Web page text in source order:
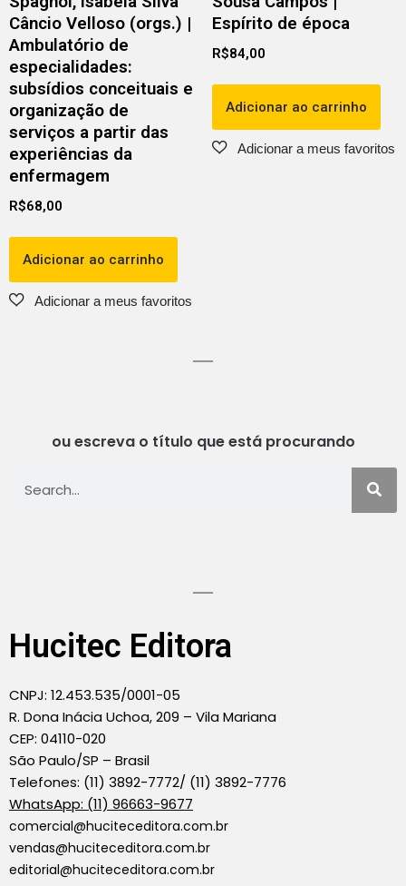
Câncio Velloso (orgs.) |
Ambulatório de
especialidades:
subsídios conceituais e
organização de
serviços a partir das
experiências da
enfermagem
R$68,00
Adicionar ao carrinho
Espírito de época
R$84,00
Adicionar ao carrinho
ou escreva o título que está procurando
Hucitec Editora
CNPJ: 12.453.535/0001-05
R. Dona Inácia Uchoa, 209 – Vila Mariana
CEP: 04110-020
São Paulo/SP – Brasil
Telefones: (11) 3892-7772/ (11) 3892-7776
WhatsApp: (11) 96663-9677
comercial@huciteceditora.com.br
vendas@huciteceditora.com.br
editorial@huciteceditora.com.br